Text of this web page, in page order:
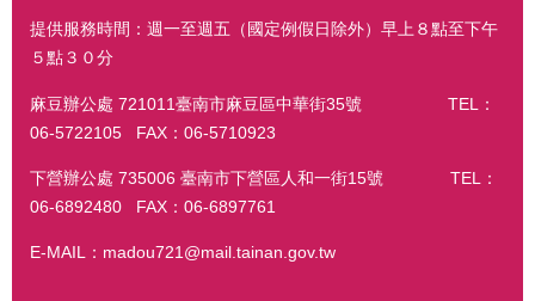
提供服務時間：週一至週五（國定例假日除外）早上８點至下午
５點３０分
麻豆辦公處 721011臺南市麻豆區中華街35號 TEL：
06-5722105 FAX：06-5710923
下營辦公處 735006 臺南市下營區人和一街15號 TEL：
06-6892480 FAX：06-6897761
E-MAIL：madou721@mail.tainan.gov.tw